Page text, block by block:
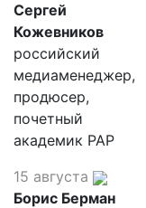
Сергей
Кожевников
российский
медиаменеджер,
продюсер,
почетный
академик РАР
15 августа
Борис Берман